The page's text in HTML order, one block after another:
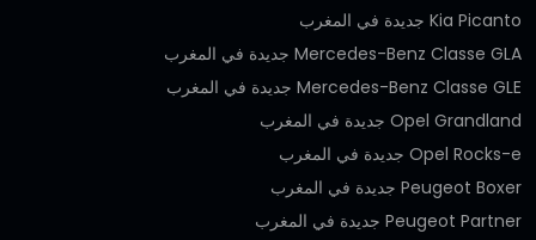
Kia Picanto جديدة في المغرب
Mercedes-Benz Classe GLA جديدة في المغرب
Mercedes-Benz Classe GLE جديدة في المغرب
Opel Grandland جديدة في المغرب
Opel Rocks-e جديدة في المغرب
Peugeot Boxer جديدة في المغرب
Peugeot Partner جديدة في المغرب